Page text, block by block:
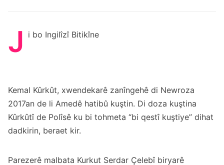
J i bo Ingilîzî Bitikîne
Kemal Kûrkût, xwendekarê zanîngehê di Newroza
2017an de li Amedê hatibû kuştin. Di doza kuştina
Kûrkûtî de Polîsê ku bi tohmeta “bi qestî kuştiye” dihat
dadkirin, beraet kir.
Parezerê malbata Kurkut Serdar Çelebî biryarê